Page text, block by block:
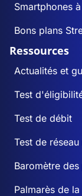
Smartphones
Bons plans
Ressources
Actualités et
Test
Test de débit
Test de
Baromètre
Palmarès de la